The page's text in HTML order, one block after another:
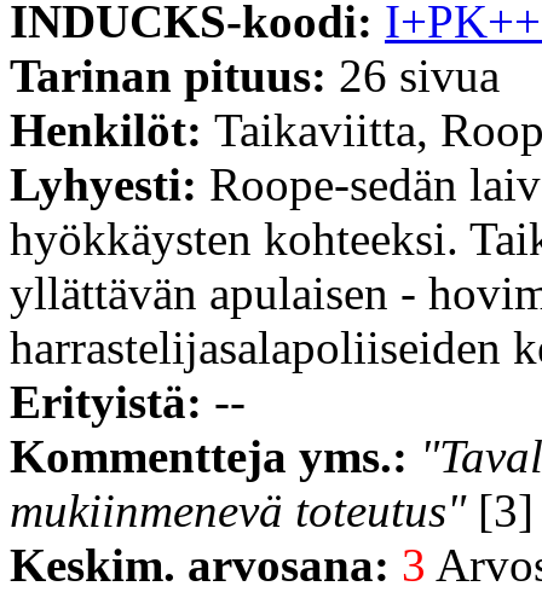
INDUCKS-koodi:
Tarinan pituus: 26 sivua
Henkilöt: Taikaviitta,
Lyhyesti: Roope-sedän
hyökkäysten kohteeksi.
yllättävän apulaisen -
harrastelijasalapoliiseiden
Erityistä: --
Kommentteja yms.:
mukiinmenevä toteutus"[3]
Keskim. arvosana: 3